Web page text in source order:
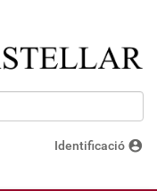
Identificació account_circle